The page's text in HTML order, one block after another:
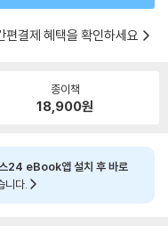
편결제 혜택을 확인하세요
종이책
18,900원
24 eBook앱 설치 후 바로
니다.